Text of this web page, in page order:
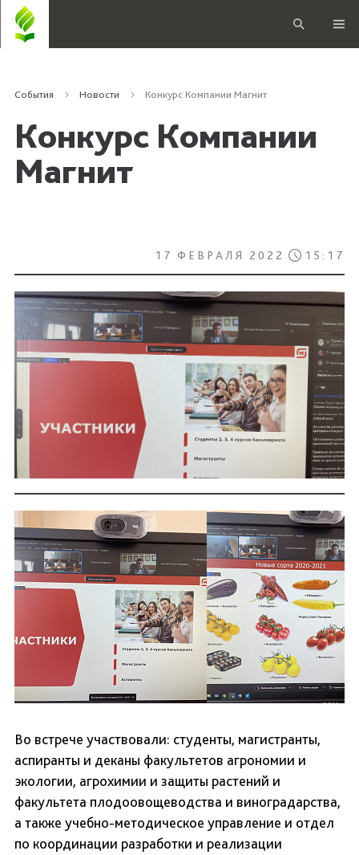
События Новости Конкурс Компании Магнит
Конкурс Компании
Магнит
17 ФЕВРАЛЯ 2022 15:17
Во встрече участвовали: студенты, магистранты,
аспиранты и деканы факультетов агрономии и
экологии, агрохимии и защиты растений и
факультета плодоовощеводства и виноградарства,
а также учебно-методическое управление и отдел
по координации разработки и реализации